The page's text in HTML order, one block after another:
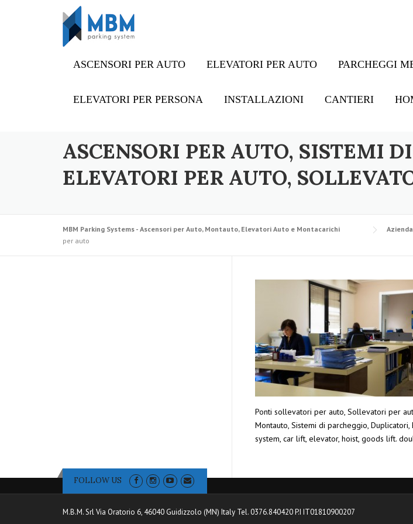
ASCENSORI PER AUTO ELEVATORI PER AUTO PARCHEGGI
ELEVATORI PER PERSONA INSTALLAZIONI CANTIERI
ASCENSORI PER AUTO, SISTEMI
ELEVATORI PER AUTO,
MBM Parking Systems - Ascensori per Auto, Montauto, Elevatori Auto e Montacarichi Azienda
per auto
Ponti sollevatori per auto, Sollevatori per
Montauto, Sistemi di parcheggio,
system, car lift, elevator, hoist, goods lift.
FOLLOW US
M.B.M. Srl Via Oratorio 6, 46040 Guidizzolo (MN) Italy Tel. 0376.840420 P.I IT01810900207